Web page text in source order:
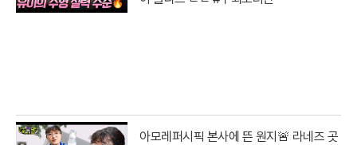
아모레퍼시픽 본사에 뜬 원지🚨 라네즈 곳